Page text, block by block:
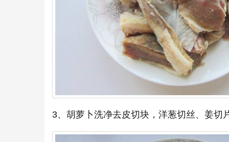
3、胡萝卜洗净去皮切块，洋葱切丝、姜切